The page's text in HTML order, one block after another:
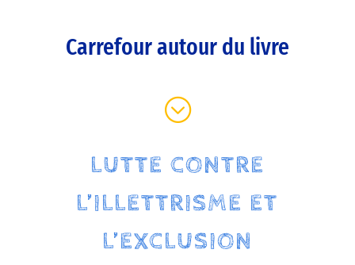
Carrefour autour du livre
;
LUTTE CONTRE
L’ILLETTRISME ET
L’EXCLUSION